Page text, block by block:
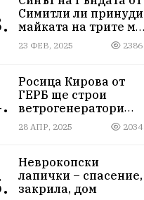
Симитли ли принуди
майката на трите му
деца да се самоубие?
Къде са
23 ФЕВ, 2025 2386
Росица Кирова от
ГЕРБ ще строи
ветрогенератори
върху пасища в
Осоговската планина
28 АПР, 2025 2034
Неврокопски
лапички – спасение,
закрила, дом